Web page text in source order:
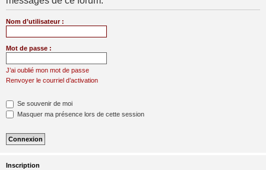
Nom d’utilisateur :
Mot de passe :
J’ai oublié mon mot de passe
Renvoyer le courriel d’activation
Se souvenir de moi
Masquer ma présence lors de cette session
Inscription